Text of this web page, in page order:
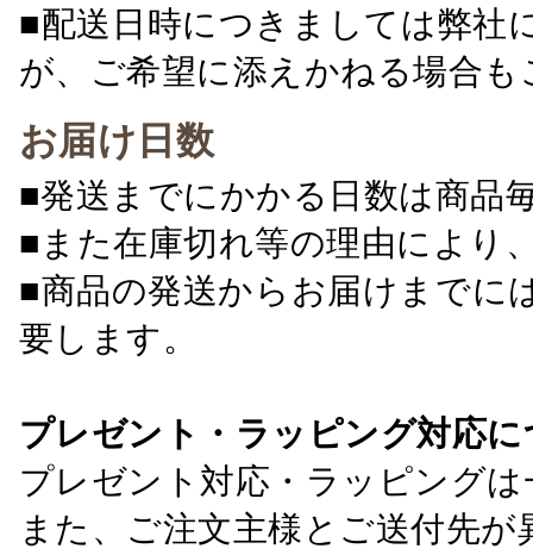
■配送日時につきましては弊社
が、ご希望に添えかねる場合
お届け日数
■発送までにかかる日数は商品
■また在庫切れ等の理由により
■商品の発送からお届けまでに
要します。
プレゼント・ラッピング対応
プレゼント対応・ラッピング
また、ご注文主様とご送付先